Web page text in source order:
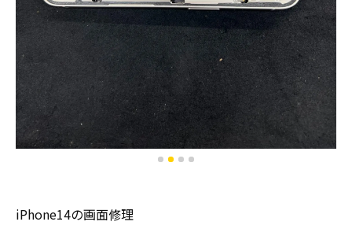
iPhone14の画面修理